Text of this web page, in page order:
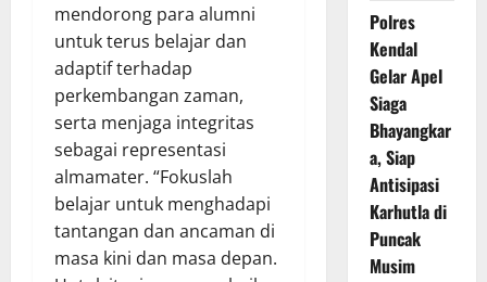
mendorong para alumni
untuk terus belajar dan
adaptif terhadap
perkembangan zaman,
serta menjaga integritas
sebagai representasi
almamater. “Fokuslah
belajar untuk menghadapi
tantangan dan ancaman di
masa kini dan masa depan.
Polres
Kendal
Gelar Apel
Siaga
Bhayangkar
a, Siap
Antisipasi
Karhutla di
Puncak
Musim